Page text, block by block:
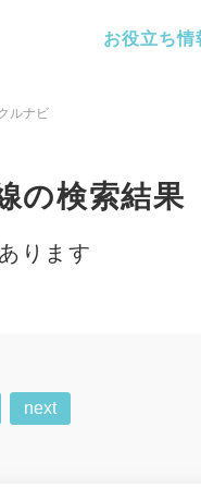
お役立ち情
ルナビ
の検索結果
ります
next